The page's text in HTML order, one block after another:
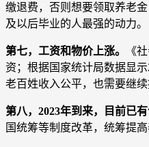
缴退费，否则想要领取养老
及以后毕业的人最强的动力。
第七，工资和物价上涨。
《
资；根据国家统计局数据显
老百姓收入公平，也需要继
第八，2023年到来，目前已
国统筹等制度改革，统筹提